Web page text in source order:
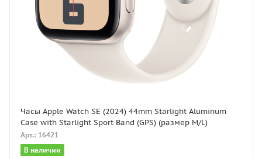
Часы Apple Watch SE (2024) 44mm Starlight Aluminum
Case with Starlight Sport Band (GPS) (размер M/L)
Арт.: 16421
В наличии